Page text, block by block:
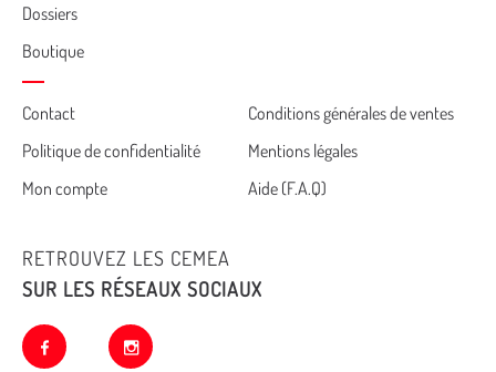
Dossiers
Boutique
Cemea
footer
Contact
Conditions générales de ventes
Politique de confidentialité
Mentions légales
Mon compte
Aide (F.A.Q)
RETROUVEZ LES CEMEA
SUR LES RÉSEAUX SOCIAUX
facebook instagram